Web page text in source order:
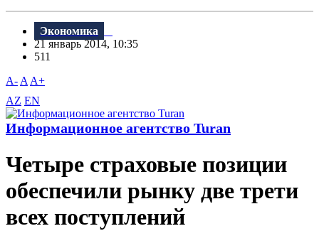
Экономика
21 январь 2014, 10:35
511
A- A A+
AZ EN
Информационное агентство Turan
Четыре страховые позиции
обеспечили рынку две трети
всех поступлений